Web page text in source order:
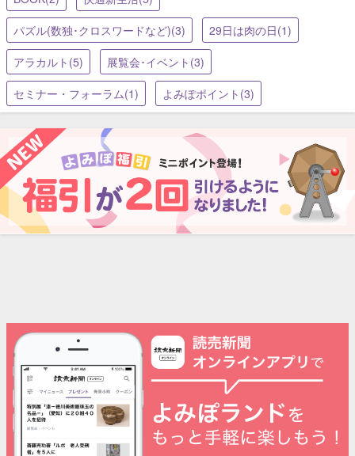
パズル(数独･クロスワードなど)(3)
29日は肉の日(1)
アラカルト(5)
展覧会･イベント(3)
セミナー・フォーラム(1)
よみぽポイント(3)